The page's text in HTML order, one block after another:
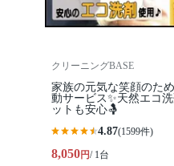
クリーニングBASE
家族の元気な笑顔のた
動サービス✨天然エコ
ットも安心🤱
4.87(1599件)
8,050円/ 1台